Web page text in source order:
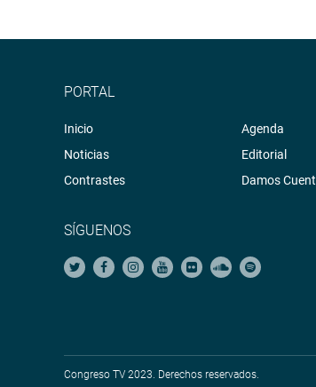
PORTAL
Inicio
Noticias
Contrastes
Agenda
Editorial
Damos
SÍGUENOS
Congreso TV 2023. Derechos reservados.